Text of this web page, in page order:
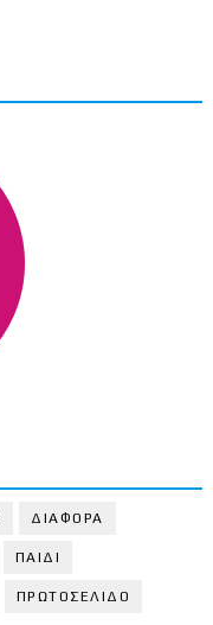
ΔΙΑΦΟΡΑ
ΠΑΙΔΙ
ΠΡΩΤΟΣΕΛΙΔΟ